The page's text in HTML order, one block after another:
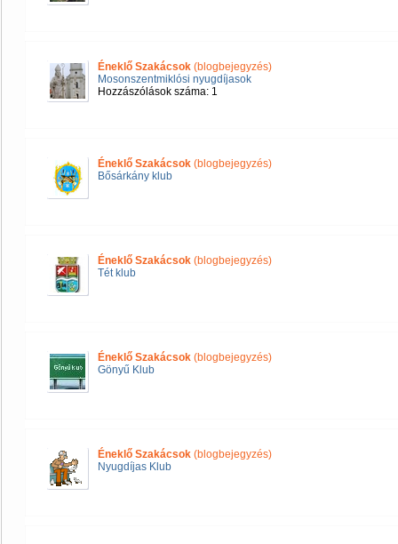
Éneklő Szakácsok (blogbejegyzés)
Mosonszentmiklósi nyugdíjasok
Hozzászólások száma: 1
Éneklő Szakácsok (blogbejegyzés)
Bősárkány klub
Éneklő Szakácsok (blogbejegyzés)
Tét klub
Éneklő Szakácsok (blogbejegyzés)
Gönyű Klub
Éneklő Szakácsok (blogbejegyzés)
Nyugdíjas Klub